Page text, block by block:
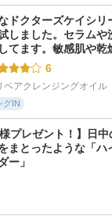
ドクターズケイシリ
しました。セラムや
てます。敏感肌や
6
ペアクレンジングオイル
グIN
様プレゼント！】日
まとったような「ハ
ー」